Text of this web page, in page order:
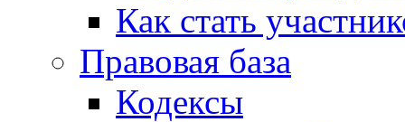
Как стать
Правовая база
Кодексы